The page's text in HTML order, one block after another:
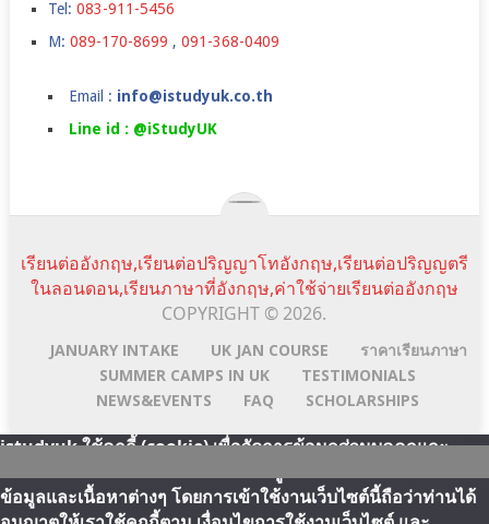
Tel: 083-911-5456
M: 089-170-8699 , 091-368-0409
Email : info@istudyuk.co.th
Line id : @iStudyUK
เรียนต่ออังกฤษ,เรียนต่อปริญญาโทอังกฤษ,เรียนต่อปริญญตรี
ในลอนดอน,เรียนภาษาที่อังกฤษ,ค่าใช้จ่ายเรียนต่ออังกฤษ
COPYRIGHT © 2026.
JANUARY INTAKE UK JAN COURSE
ราคาเรียนภาษา
SUMMER CAMPS IN UK
TESTIMONIALS
NEWS&EVENTS
FAQ SCHOLARSHIPS
Scroll
Top
Line:id
Email
Address
FacebookYouTube
istudyuk ใช้คุกกี้ (cookie) เพื่อจัดการข้อมูลส่วนบุคคลและ
ข้อมูลและเนื้อหาต่างๆ โดยการเข้าใช้งานเว็บไซต์นี้ถือว่าท่านได้